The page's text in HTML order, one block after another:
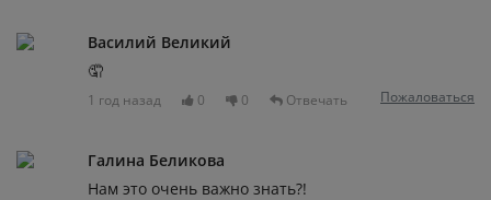
Василий Великий
🤦
1 год назад 0 0 Отвечать Пожаловаться
Галина Беликова
Нам это очень важно знать?!